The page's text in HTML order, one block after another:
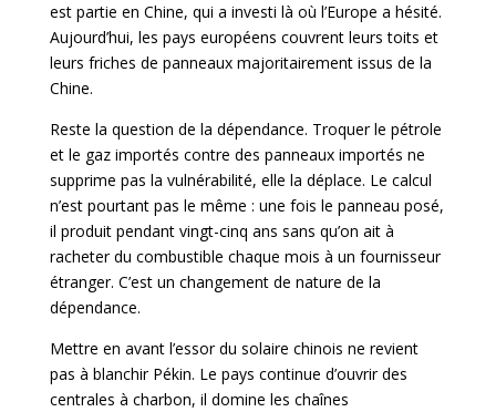
est partie en Chine, qui a investi là où l’Europe a hésité.
Aujourd’hui, les pays européens couvrent leurs toits et
leurs friches de panneaux majoritairement issus de la
Chine.
Reste la question de la dépendance. Troquer le pétrole
et le gaz importés contre des panneaux importés ne
supprime pas la vulnérabilité, elle la déplace. Le calcul
n’est pourtant pas le même : une fois le panneau posé,
il produit pendant vingt-cinq ans sans qu’on ait à
racheter du combustible chaque mois à un fournisseur
étranger. C’est un changement de nature de la
dépendance.
Mettre en avant l’essor du solaire chinois ne revient
pas à blanchir Pékin. Le pays continue d’ouvrir des
centrales à charbon, il domine les chaînes